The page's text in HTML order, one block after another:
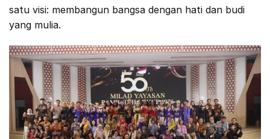
satu visi: membangun bangsa dengan hati dan budi
yang mulia.